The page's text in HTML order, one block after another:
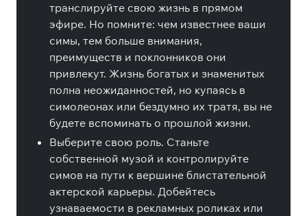
транслируйте свою жизнь в прямом
эфире. Но помните: чем известнее ваши
симы, тем больше внимания,
преимуществ и поклонников они
привлекут. Жизнь богатых и знаменитых
полна неожиданностей, но купаясь в
симолеонах или бездумно их тратя, вы не
будете вспоминать о прошлой жизни.
Выберите свою роль. Станьте
собственной музой и контролируйте
симов на пути к вершине блистательной
актерской карьеры. Добейтесь
узнаваемости в рекламных роликах или